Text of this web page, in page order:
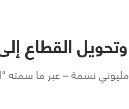
القطاع
نسمة – عبر ما سمته